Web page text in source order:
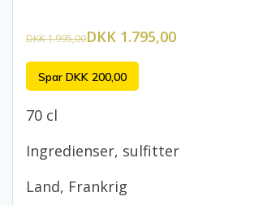
DKK 1.995,00DKK 1.795,00
Spar DKK 200,00
70 cl
Ingredienser, sulfitter
Land, Frankrig